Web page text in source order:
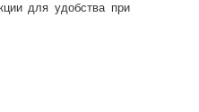
для удобства при